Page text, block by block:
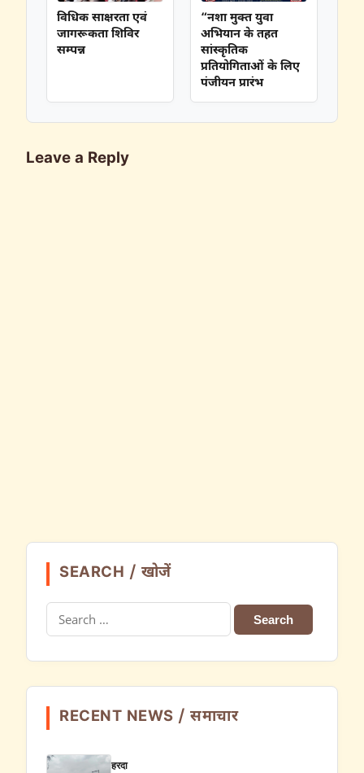
विधिक साक्षरता एवं
जागरूकता शिविर
सम्पन्न
“नशा मुक्त युवा
अभियान के तहत
सांस्कृतिक
प्रतियोगिताओं के लिए
पंजीयन प्रारंभ
Leave a Reply
SEARCH / खोजें
Search
for:
RECENT NEWS / समाचार
हरदा